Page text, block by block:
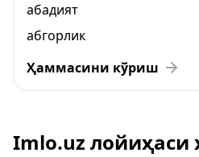
абадият
абгорлик
Ҳаммасини кўриш
Imlo.uz лойиҳаси